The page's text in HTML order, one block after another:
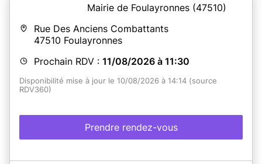
Mairie de Foulayronnes (47510)
Rue Des Anciens Combattants
47510 Foulayronnes
Prochain RDV : 11/08/2026 à 11:30
Disponibilité mise à jour le 10/08/2026 à 14:14 (source
RDV360)
Prendre rendez-vous